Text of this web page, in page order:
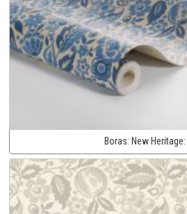
Boras: New Heritage: